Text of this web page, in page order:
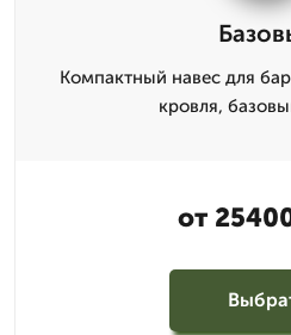
Компактный навес для
кровля,
от